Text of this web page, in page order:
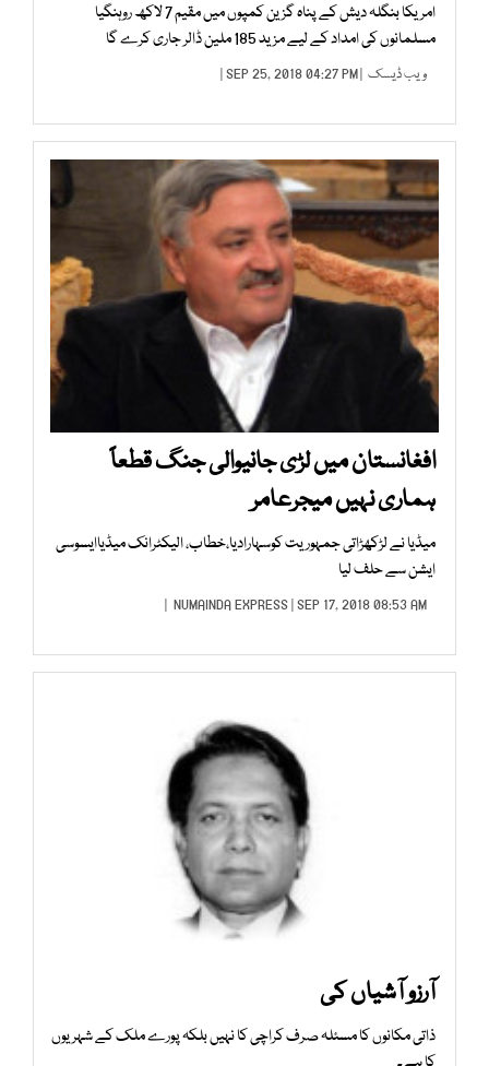
امریکا بنگلہ دیش کے پناہ گزین کمپوں میں مقیم 7 لاکھ روہنگیا
مسلمانوں کی امداد کے لیے مزید 185 ملین ڈالر جاری کرے گا
ویب ڈیسک | SEP 25, 2018 04:27 PM |
افغانستان میں لڑی جانیوالی جنگ قطعاً
ہماری نہیں میجرعامر
میڈیا نے لڑکھڑاتی جمہوریت کوسہارادیا،خطاب، الیکٹرانک میڈیاایسوسی
ایشن سے حلف لیا
NUMAINDA EXPRESS| SEP 17, 2018 08:53 AM |
آرزو آشیاں کی
ذاتی مکانوں کا مسئلہ صرف کراچی کا نہیں بلکہ پورے ملک کے شہریوں